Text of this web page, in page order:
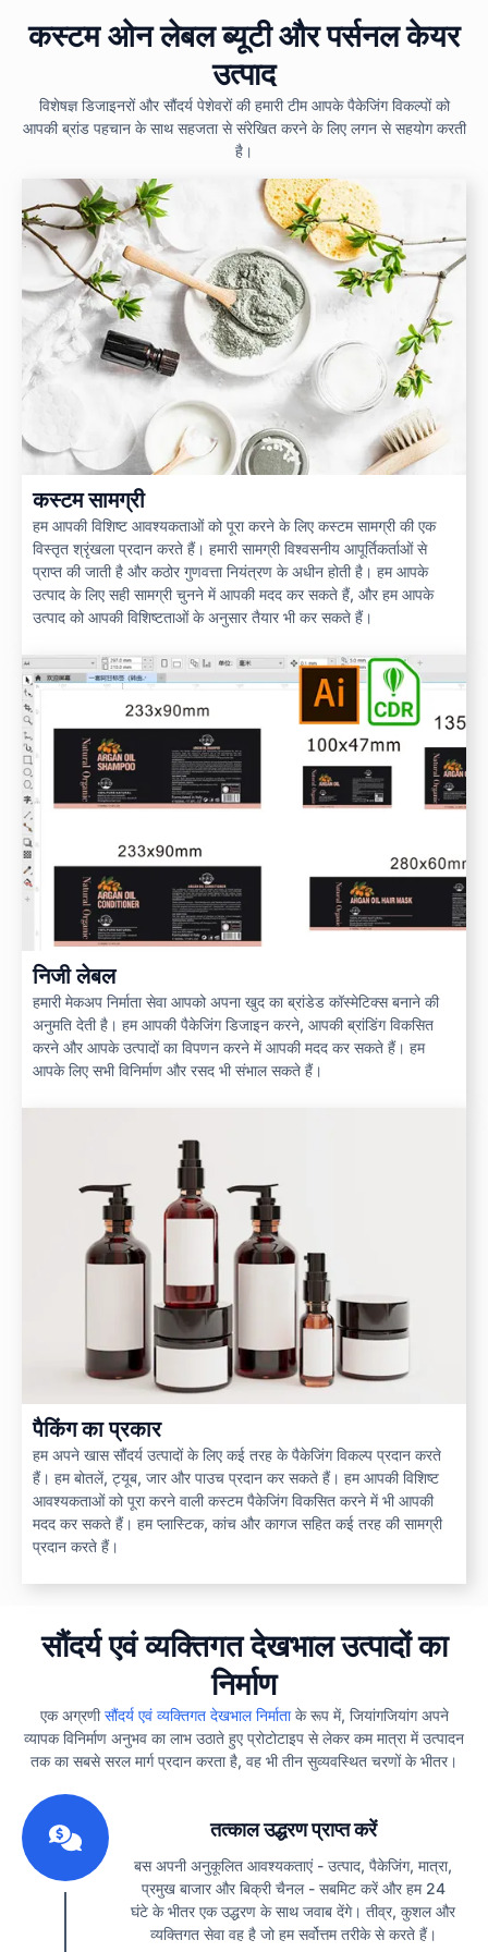
कस्टम ओन लेबल ब्यूटी और पर्सनल केयर
उत्पाद
विशेषज्ञ डिजाइनरों और सौंदर्य पेशेवरों की हमारी टीम आपके पैकेजिंग विकल्पों को
आपकी ब्रांड पहचान के साथ सहजता से संरेखित करने के लिए लगन से सहयोग करती
है।
कस्टम सामग्री
हम आपकी विशिष्ट आवश्यकताओं को पूरा करने के लिए कस्टम सामग्री की एक
विस्तृत श्रृंखला प्रदान करते हैं। हमारी सामग्री विश्वसनीय आपूर्तिकर्ताओं से
प्राप्त की जाती है और कठोर गुणवत्ता नियंत्रण के अधीन होती है। हम आपके
उत्पाद के लिए सही सामग्री चुनने में आपकी मदद कर सकते हैं, और हम आपके
उत्पाद को आपकी विशिष्टताओं के अनुसार तैयार भी कर सकते हैं।
निजी लेबल
हमारी मेकअप निर्माता सेवा आपको अपना खुद का ब्रांडेड कॉस्मेटिक्स बनाने की
अनुमति देती है। हम आपकी पैकेजिंग डिजाइन करने, आपकी ब्रांडिंग विकसित
करने और आपके उत्पादों का विपणन करने में आपकी मदद कर सकते हैं। हम
आपके लिए सभी विनिर्माण और रसद भी संभाल सकते हैं।
पैकिंग का प्रकार
हम अपने खास सौंदर्य उत्पादों के लिए कई तरह के पैकेजिंग विकल्प प्रदान करते
हैं। हम बोतलें, ट्यूब, जार और पाउच प्रदान कर सकते हैं। हम आपकी विशिष्ट
आवश्यकताओं को पूरा करने वाली कस्टम पैकेजिंग विकसित करने में भी आपकी
मदद कर सकते हैं। हम प्लास्टिक, कांच और कागज सहित कई तरह की सामग्री
प्रदान करते हैं।
सौंदर्य एवं व्यक्तिगत देखभाल उत्पादों का
निर्माण
एक अग्रणीसौंदर्य एवं व्यक्तिगत देखभाल निर्माताके रूप में, जियांगजियांग अपने
व्यापक विनिर्माण अनुभव का लाभ उठाते हुए प्रोटोटाइप से लेकर कम मात्रा में उत्पादन
तक का सबसे सरल मार्ग प्रदान करता है, वह भी तीन सुव्यवस्थित चरणों के भीतर।
तत्काल उद्धरण प्राप्त करें
बस अपनी अनुकूलित आवश्यकताएं - उत्पाद, पैकेजिंग, मात्रा,
प्रमुख बाजार और बिक्री चैनल - सबमिट करें और हम 24
घंटे के भीतर एक उद्धरण के साथ जवाब देंगे। तीव्र, कुशल और
व्यक्तिगत सेवा वह है जो हम सर्वोत्तम तरीके से करते हैं।